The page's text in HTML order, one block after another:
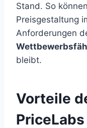
Stand. So
Preisgestaltung
Anforderungen
bleibt.
Vorteile
PriceLabs